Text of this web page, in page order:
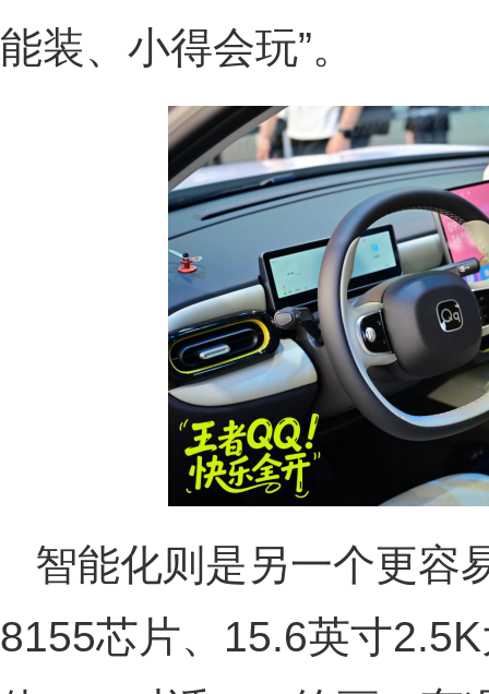
能装、小得会玩”。
智能化则是另一个更容
8155芯片、15.6英寸